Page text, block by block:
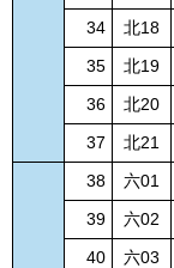
34
北18
35
北19
36
北20
37
北21
38 六01
39
六02
40
六03